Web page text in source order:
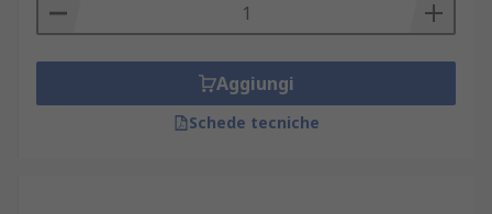
Aggiungi
Schede tecniche